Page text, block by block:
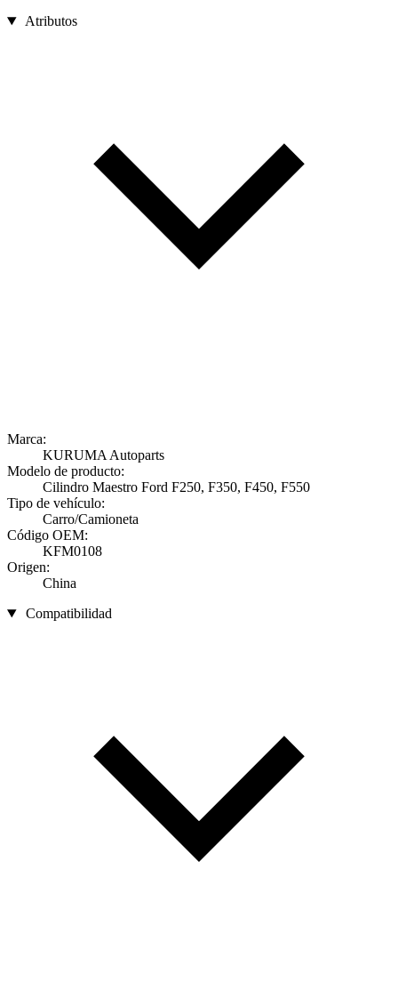
Atributos
Marca:
KURUMA Autoparts
Modelo de producto:
Cilindro Maestro Ford F250, F350, F450, F550
Tipo de vehículo:
Carro/Camioneta
Código OEM:
KFM0108
Origen:
China
Compatibilidad